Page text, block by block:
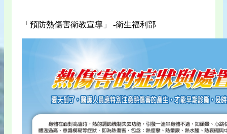
「預防熱傷害衛教宣導」 -衛生福利部